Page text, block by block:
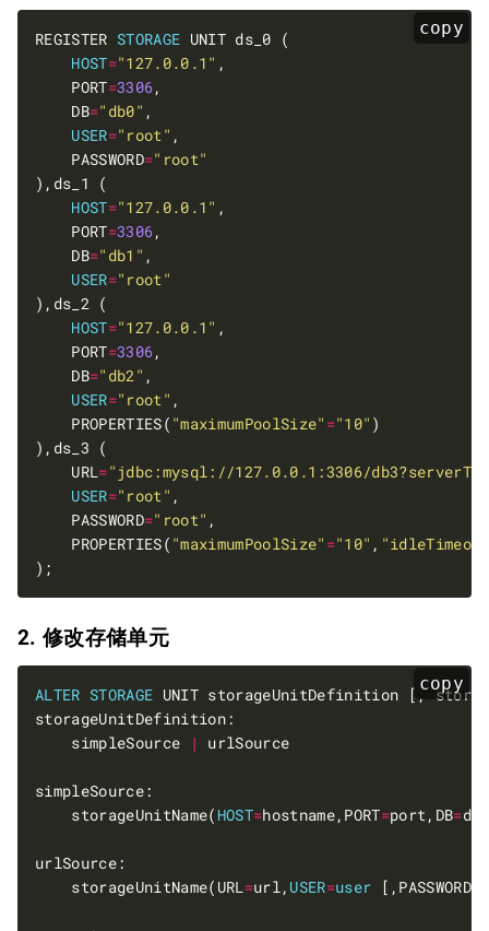
copy
REGISTER STORAGE
HOST="127.0.0.1"
    PORT
=3306
    DB
="db0"
USER="root"
    PASSWORD
="root"
HOST="127.0.0.1"
    PORT
=3306
    DB
="db1"
USER="root"
HOST="127.0.0.1"
    PORT
=3306
    DB
="db2"
USER="root"
    PROPERTIES(
"maximumPoolSize" ="10"
    URL
="jdbc:mysql://127.0.0.1:3306/
USER="root"
    PASSWORD
="root"
    PROPERTIES(
"maximumPoolSize" ="10" ,
2. 修改存储单元
copy
ALTER STORAGE
    simpleSource
|
    storageUnitName(
HOST=hostname,PORT=port,DB=
    storageUnitName(URL
=url, USER=user [,PASSWORD=